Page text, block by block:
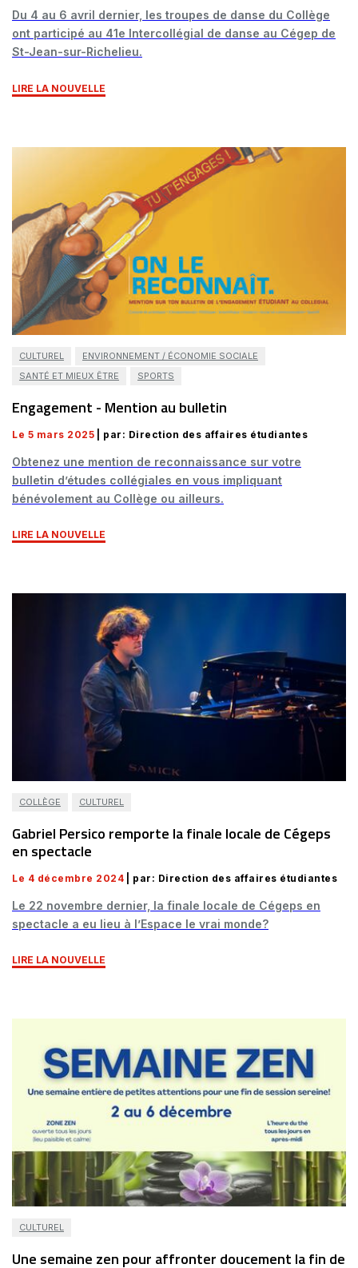
Du 4 au 6 avril dernier, les troupes de danse du Collège
ont participé au 41e Intercollégial de danse au Cégep de
St-Jean-sur-Richelieu.
LIRE LA NOUVELLE
CULTUREL
ENVIRONNEMENT / ÉCONOMIE SOCIALE
SANTÉ ET MIEUX ÊTRE
SPORTS
Engagement - Mention au bulletin
Le 5 mars 2025 | par: Direction des affaires étudiantes
Obtenez une mention de reconnaissance sur votre
bulletin d’études collégiales en vous impliquant
bénévolement au Collège ou ailleurs.
LIRE LA NOUVELLE
COLLÈGE CULTUREL
Gabriel Persico remporte la finale locale de Cégeps
en spectacle
Le 4 décembre 2024 | par: Direction des affaires étudiantes
Le 22 novembre dernier, la finale locale de Cégeps en
spectacle a eu lieu à l’Espace le vrai monde?
LIRE LA NOUVELLE
CULTUREL
Une semaine zen pour affronter doucement la fin de